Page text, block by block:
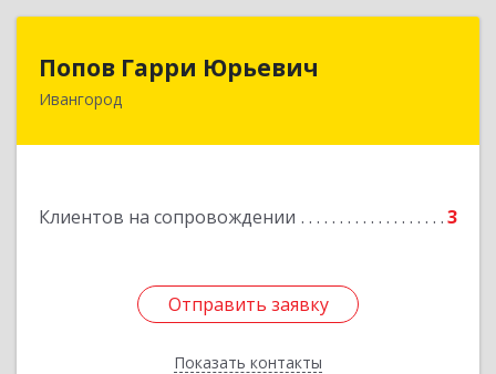
Попов Гарри Юрьевич
Ивангород
Клиентов на сопровождении 3
Отправить заявку
Показать контакты
Отправить заявку
Назад